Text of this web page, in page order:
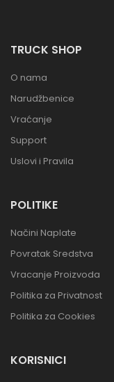
TRUCK SHOP
O nama
Narudžbenice
Vraćanje
Support
Uslovi i Pravila
POLITIKE
Načini Naplate
Povratak Sredstva
Vracanje Proizvoda
Politika za Privatnost
Politika za Cookies
KORISNICI